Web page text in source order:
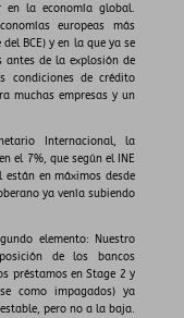
en la economía global.
europeas más
BCE) y en la que ya se
antes de la explosión de
condiciones de crédito
muchas empresas y un
Internacional, la
el 7%, que según el INE
en máximos desde
ya venía subiendo
elemento: Nuestro
de los bancos
préstamos en Stage 2 y
como impagados) ya
pero no a la baja.